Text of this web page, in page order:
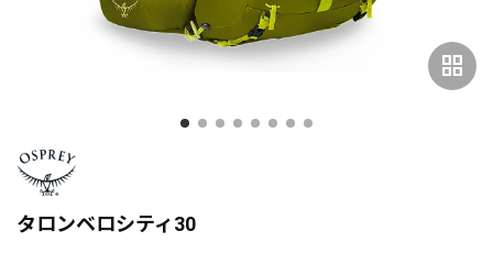
grid_view
タロンベロシティ30